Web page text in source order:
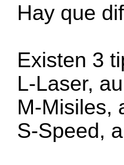
Hay que
Existen 3
L-Laser,
M-Misiles,
S-Speed,